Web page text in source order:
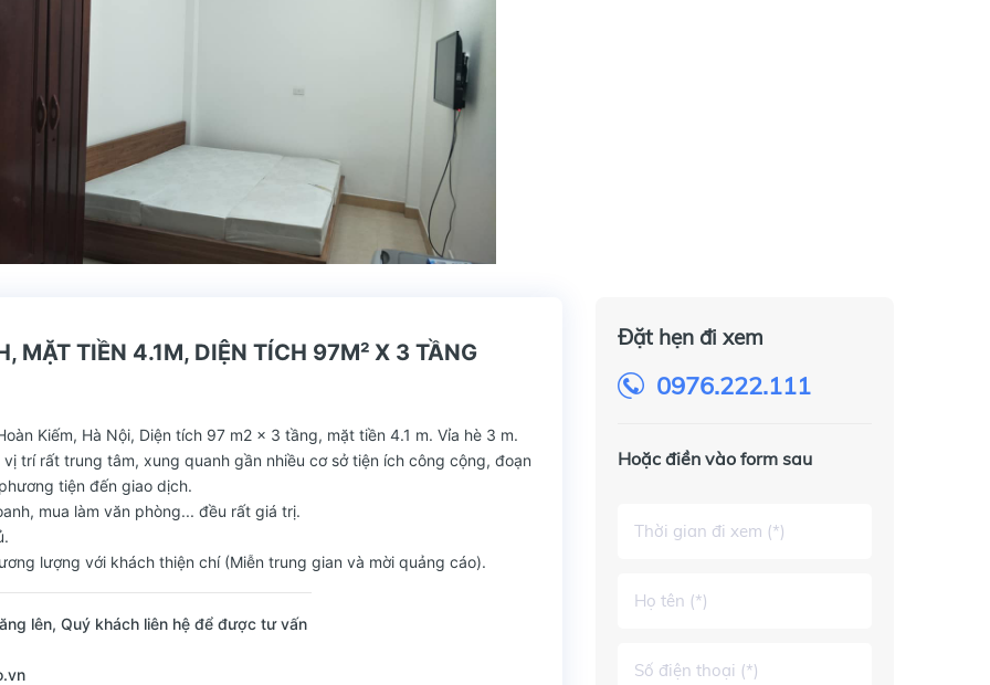
MẶT TIỀN 4.1M, DIỆN TÍCH 97M² X 3 TẦNG
Kiếm, Hà Nội, Diện tích 97 m2 x 3 tầng, mặt tiền 4.1 m. Vỉa hè 3 m.
trí rất trung tâm, xung quanh gần nhiều cơ sở tiện ích công cộng, đoạn
tiện đến giao dịch.
mua làm văn phòng... đều rất giá trị.
lượng với khách thiện chí (Miễn trung gian và mời quảng cáo).
lên, Quý khách liên hệ để được tư vấn
Đặt hẹn đi xem
0976.222.111
Hoặc điền vào form sau